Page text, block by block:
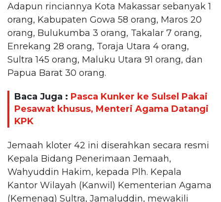
Adapun rinciannya Kota Makassar sebanyak 1
orang, Kabupaten Gowa 58 orang, Maros 20
orang, Bulukumba 3 orang, Takalar 7 orang,
Enrekang 28 orang, Toraja Utara 4 orang,
Sultra 145 orang, Maluku Utara 91 orang, dan
Papua Barat 30 orang.
Baca Juga : Pasca Kunker ke Sulsel Pakai
Pesawat khusus, Menteri Agama Datangi
KPK
Jemaah kloter 42 ini diserahkan secara resmi
Kepala Bidang Penerimaan Jemaah,
Wahyuddin Hakim, kepada Plh. Kepala
Kantor Wilayah (Kanwil) Kementerian Agama
(Kemenag) Sultra, Jamaluddin, mewakili